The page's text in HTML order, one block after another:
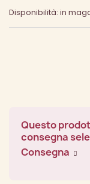
Disponibilità: in
Questo
consegna
Consegna